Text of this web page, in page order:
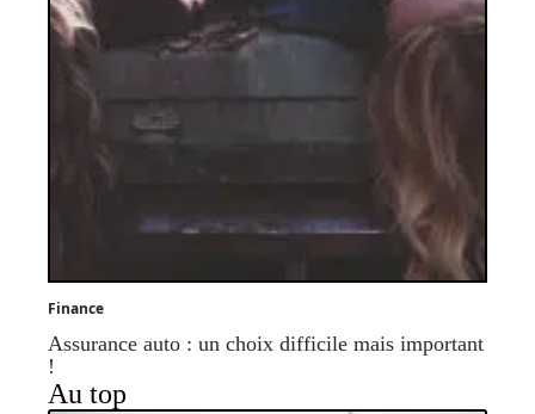
Finance
Assurance auto : un choix difficile mais important
!
Au top